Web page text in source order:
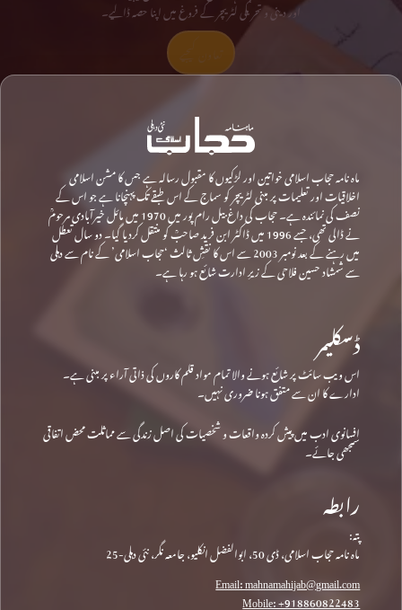
اور دینی و تحریکی لٹریچر کے فروغ میں اپنا حصہ ڈالیے۔
ماہ نامہ حجاب اسلامی خواتین اور لڑکیوں کا مقبول رسالہ ہے جس کا مشن اسلامی
اخلاقیات اور تعلیمات پر مبنی لٹریچر کو سماج کے اس طبقے تک پہنچانا ہے جو اس کے
نصف کی نمائندہ ہے۔ حجاب کی داغ بیل رام پور میں 1970 میں مائل خیرآبادی مرحومؒ
نے ڈالی تھی، جسے 1996 میں ڈاکٹر ابن فرید صاحبؒ کو منتقل کردیا گیا۔ دو سال تعطل
میں رہنے کے بعد نومبر 2003 سے اس کا نقشِ ثالث ‘حجاب اسلامی’ کے نام سے دہلی
سے شمشاد حسین فلاحی کے زیرِ ادارت شائع ہو رہا ہے۔
ڈسکلیمر
اس ویب سائٹ پر شائع ہونے والا تمام مواد قلم کاروں کی ذاتی آراء پر مبنی ہے۔
ادارے کا ان سے متفق ہونا ضروری نہیں۔
افسانوی ادب میں پیش کردہ واقعات و شخصیات کی اصل زندگی سے مماثلت محض اتفاقی
سمجھی جائے۔
رابطہ
پتہ:
ماہ نامہ حجاب اسلامی، ڈی 50، ابوالفضل انکلیو، جامعہ نگر، نئی دہلی-25
Email: mahnamahijab@gmail.com
Mobile: +918860822483